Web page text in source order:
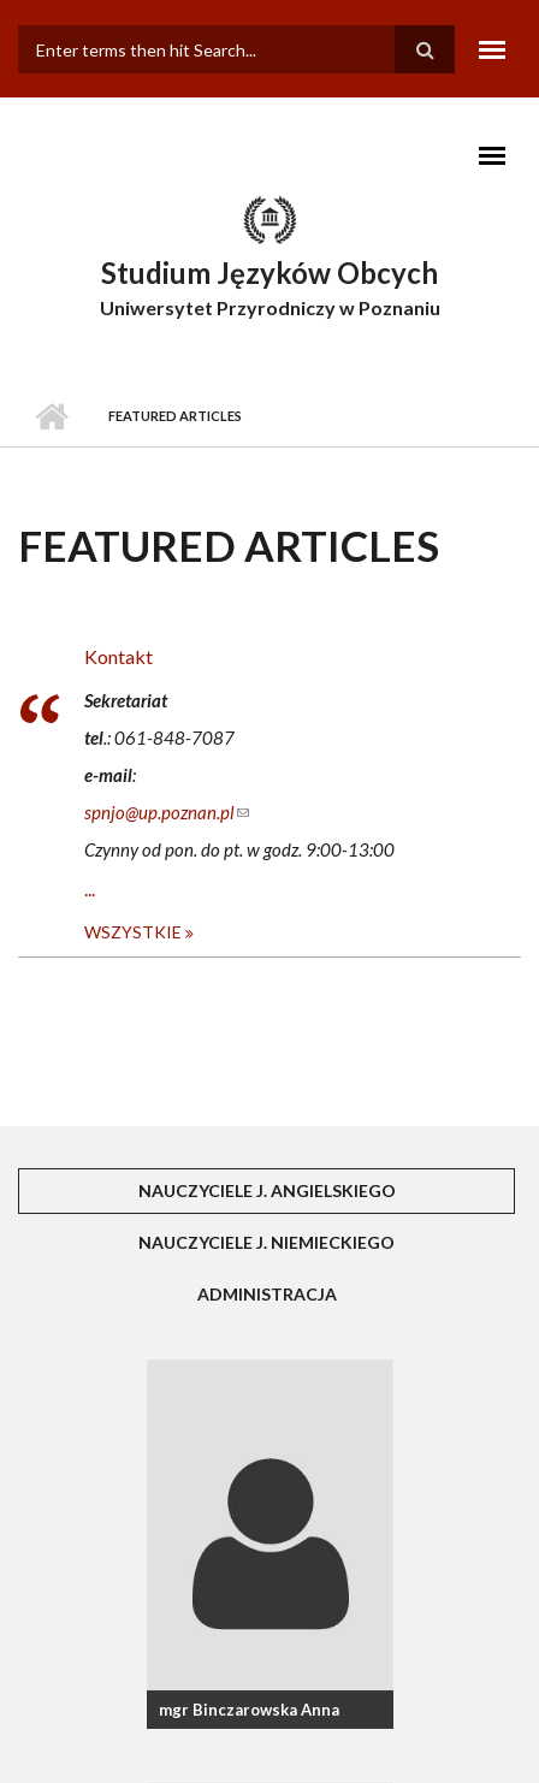
FORMULARZ
WYSZUKIWANIA
Studium Języków Obcych
Uniwersytet Przyrodniczy w Poznaniu
FEATURED ARTICLES
FEATURED ARTICLES
Kontakt
Sekretariat
tel.: 061-848-7087
e-mail:
spnjo@up.poznan.pl(link sends e-mail)
Czynny od pon. do pt. w godz. 9:00-13:00
...
WSZYSTKIE
NAUCZYCIELE J. ANGIELSKIEGO
NAUCZYCIELE J. NIEMIECKIEGO
ADMINISTRACJA
mgr Binczarowska Anna